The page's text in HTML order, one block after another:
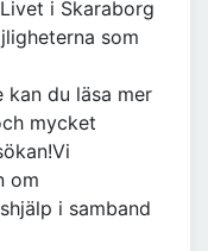
i Skaraborg
som
du läsa mer
mycket
om
i samband